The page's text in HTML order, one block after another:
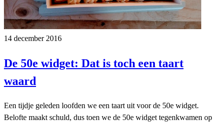
14 december 2016
De 50e widget: Dat is toch een taart
waard
Een tijdje geleden loofden we een taart uit voor de 50e widget.
Belofte maakt schuld, dus toen we de 50e widget tegenkwamen op